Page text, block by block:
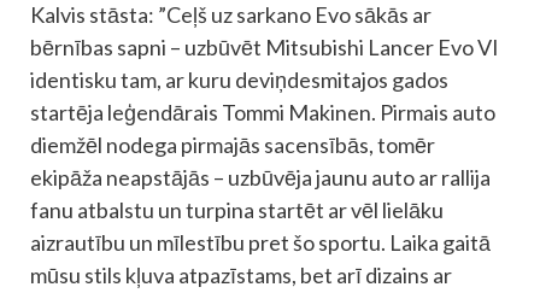
Kalvis stāsta: ”Ceļš uz sarkano Evo sākās ar
bērnības sapni – uzbūvēt Mitsubishi Lancer Evo VI
identisku tam, ar kuru deviņdesmitajos gados
startēja leģendārais Tommi Makinen. Pirmais auto
diemžēl nodega pirmajās sacensībās, tomēr
ekipāža neapstājās – uzbūvēja jaunu auto ar rallija
fanu atbalstu un turpina startēt ar vēl lielāku
aizrautību un mīlestību pret šo sportu. Laika gaitā
mūsu stils kļuva atpazīstams, bet arī dizains ar